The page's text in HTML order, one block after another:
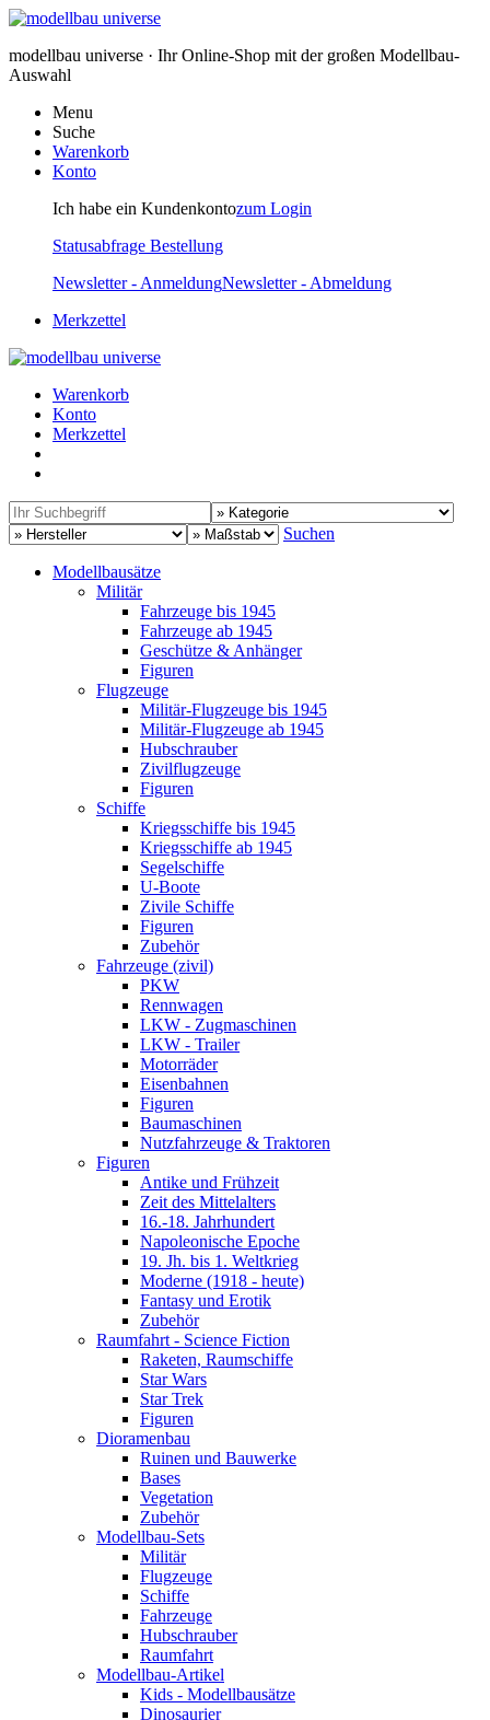
modellbau universe · Ihr Online-Shop mit der großen Modellbau-
Auswahl
Menu
Suche
Warenkorb
Konto
Ich habe ein Kundenkontozum Login
Statusabfrage Bestellung
Newsletter - AnmeldungNewsletter - Abmeldung
Merkzettel
Warenkorb
Konto
Merkzettel
Suchen
Modellbausätze
Militär
Fahrzeuge bis 1945
Fahrzeuge ab 1945
Geschütze & Anhänger
Figuren
Flugzeuge
Militär-Flugzeuge bis 1945
Militär-Flugzeuge ab 1945
Hubschrauber
Zivilflugzeuge
Figuren
Schiffe
Kriegsschiffe bis 1945
Kriegsschiffe ab 1945
Segelschiffe
U-Boote
Zivile Schiffe
Figuren
Zubehör
Fahrzeuge (zivil)
PKW
Rennwagen
LKW - Zugmaschinen
LKW - Trailer
Motorräder
Eisenbahnen
Figuren
Baumaschinen
Nutzfahrzeuge & Traktoren
Figuren
Antike und Frühzeit
Zeit des Mittelalters
16.-18. Jahrhundert
Napoleonische Epoche
19. Jh. bis 1. Weltkrieg
Moderne (1918 - heute)
Fantasy und Erotik
Zubehör
Raumfahrt - Science Fiction
Raketen, Raumschiffe
Star Wars
Star Trek
Figuren
Dioramenbau
Ruinen und Bauwerke
Bases
Vegetation
Zubehör
Modellbau-Sets
Militär
Flugzeuge
Schiffe
Fahrzeuge
Hubschrauber
Raumfahrt
Modellbau-Artikel
Kids - Modellbausätze
Dinosaurier